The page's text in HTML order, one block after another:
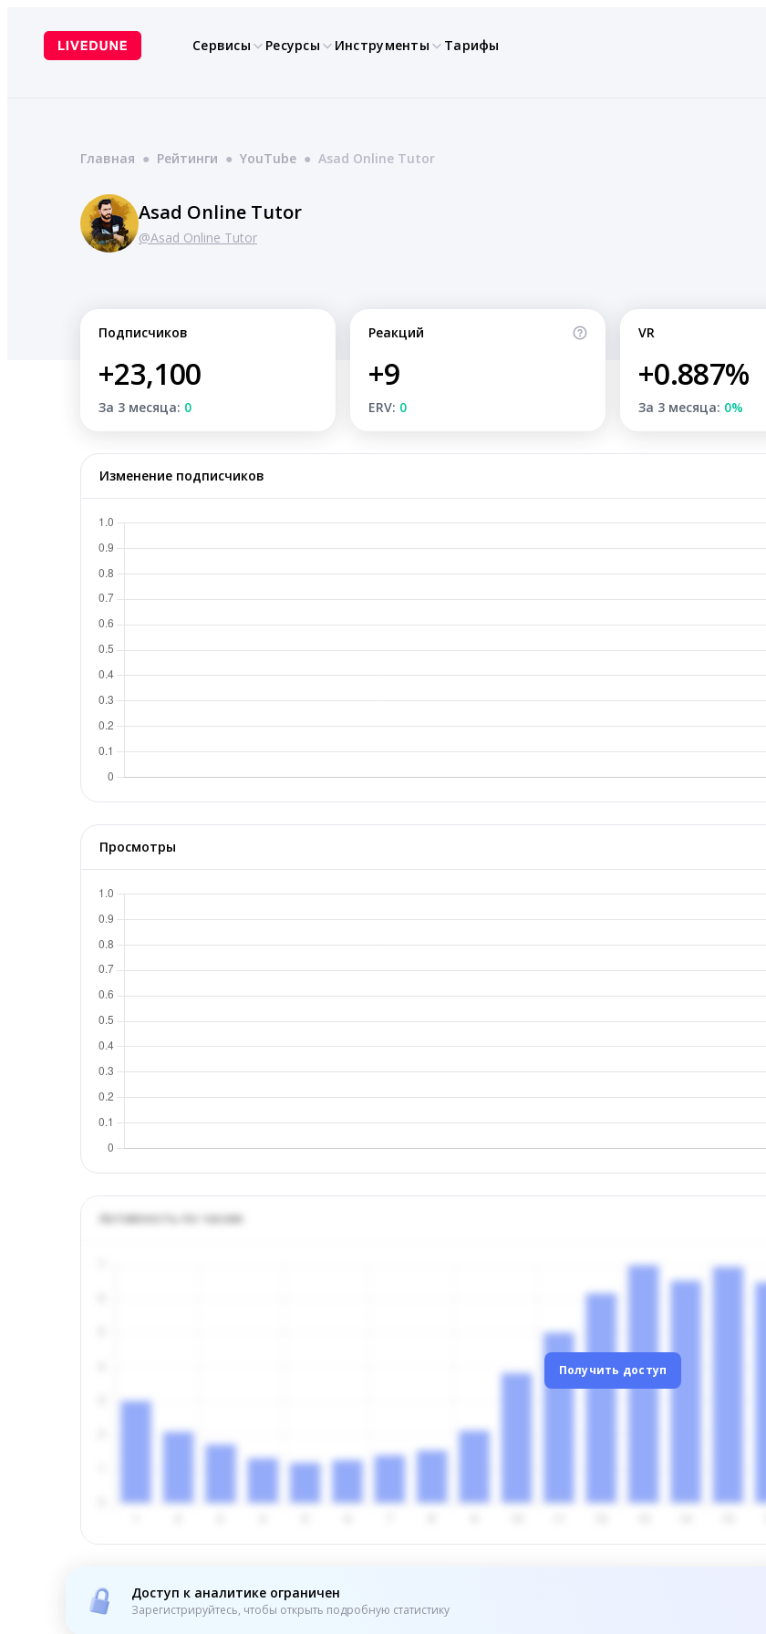
содержимому
Сервисы Ресурсы Инструменты Тарифы
Главная ● Рейтинги ● YouTube ● Asad Online Tutor
Asad Online Tutor
@Asad Online Tutor
Подписчиков
+23,100
За 3 месяца: 0
Реакций
+9
ERV: 0
VR
+0.887%
За 3 месяца: 0%
Изменение подписчиков
Просмотры
Активность по часам
Получить доступ
Доступ к аналитике ограничен
Зарегистрируйтесь, чтобы открыть подробную статистику